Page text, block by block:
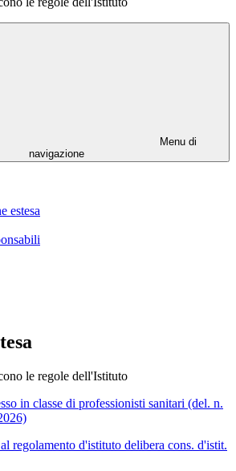
Menu di
navigazione
estesa
le regole dell'Istituto
in classe di professionisti sanitari (del. n.
regolamento d'istituto delibera cons. d'istit.